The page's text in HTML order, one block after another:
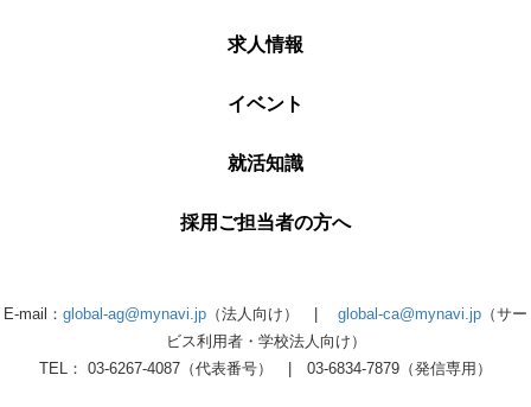
求人情報
イベント
就活知識
採用ご担当者の方へ
E-mail： global-ag@mynavi.jp （法人向け） | global-ca@mynavi.jp （サー
ビス利用者・学校法人向け）
TEL： 03-6267-4087（代表番号） | 03-6834-7879（発信専用）